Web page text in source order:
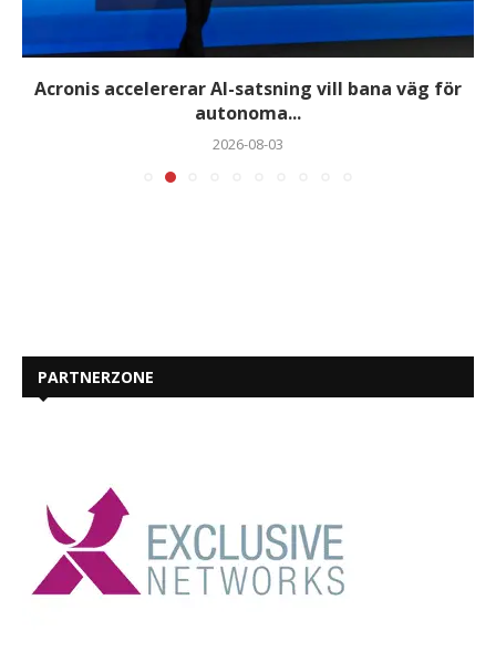
Acronis accelererar AI-satsning vill bana väg för
autonoma...
2026-08-03
PARTNERZONE